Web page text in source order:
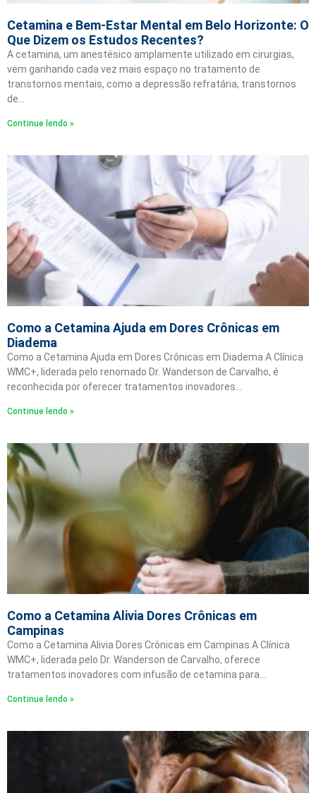
Cetamina e Bem-Estar Mental em Belo Horizonte: O
Que Dizem os Estudos Recentes?
A cetamina, um anestésico amplamente utilizado em cirurgias,
vem ganhando cada vez mais espaço no tratamento de
transtornos mentais, como a depressão refratária, transtornos
de…
Continue lendo »
Como a Cetamina Ajuda em Dores Crônicas em
Diadema
Como a Cetamina Ajuda em Dores Crônicas em Diadema A Clínica
WMC+, liderada pelo renomado Dr. Wanderson de Carvalho, é
reconhecida por oferecer tratamentos inovadores…
Continue lendo »
Como a Cetamina Alivia Dores Crônicas em
Campinas
Como a Cetamina Alivia Dores Crônicas em Campinas A Clínica
WMC+, liderada pelo Dr. Wanderson de Carvalho, oferece
tratamentos inovadores com infusão de cetamina para…
Continue lendo »